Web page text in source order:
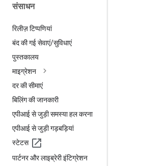
संसाधन
रिलीज़ टिप्पणियां
बंद की गई सेवाएं/सुविधाएं
पुस्तकालय
माइग्रेशन
दर की सीमाएं
बिलिंग की जानकारी
एपीआई से जुड़ी समस्या हल करना
एपीआई से जुड़ी गड़बड़ियां
स्टेटस
पार्टनर और लाइब्रेरी इंटिग्रेशन